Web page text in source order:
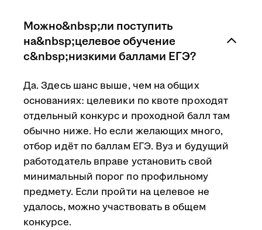
Можно&nbsp;ли поступить
на&nbsp;целевое обучение
с&nbsp;низкими баллами ЕГЭ?
Да. Здесь шанс выше, чем на общих
основаниях: целевики по квоте проходят
отдельный конкурс и проходной балл там
обычно ниже. Но если желающих много,
отбор идёт по баллам ЕГЭ. Вуз и будущий
работодатель вправе установить свой
минимальный порог по профильному
предмету. Если пройти на целевое не
удалось, можно участвовать в общем
конкурсе.